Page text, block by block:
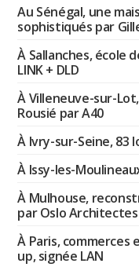
Au Sénégal, une
sophistiqués par
À Sallanches, école
LINK + DLD
À Villeneuve-sur-
Rousié par A40
À Ivry-sur-Seine, 83
À Issy-les-
À Mulhouse,
par Oslo Architectes
À Paris,
up, signée LAN